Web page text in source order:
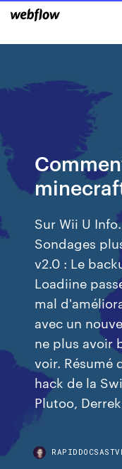
Sur Wii U
Sondages
v2.0 : Le
Loadiine
mal
avec un
ne plus avoir
voir. Résumé
hack de la
Plutoo,